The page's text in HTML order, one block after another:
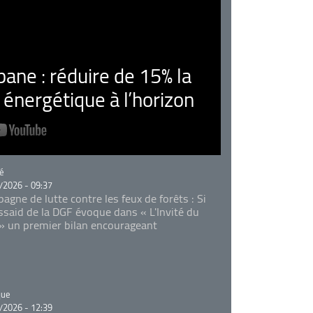
: réduire de 15% la
à l’horizon
- 09:37
de lutte contre les feux de forêts : Si
de la DGF évoque dans « L'Invité du
un premier bilan encourageant
- 12:39